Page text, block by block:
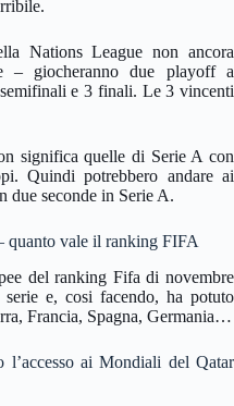
Nations League non ancora
– giocheranno due playoff a
e 3 finali. Le 3 vincenti
significa quelle di Serie A con
Quindi potrebbero andare ai
due seconde in Serie A.
vale il ranking FIFA
del ranking Fifa di novembre
e, cosi facendo, ha potuto
Francia, Spagna, Germania…
ai Mondiali del Qatar